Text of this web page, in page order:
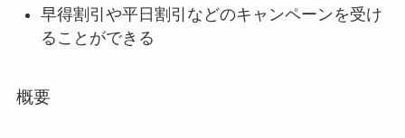
早得割引や平日割引などのキャンペーンを受け
ることができる
概要